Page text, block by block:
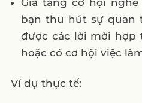
bạn thu hút sự quan
được các lời mời hợp
hoặc có cơ hội việc
Ví dụ thực tế: